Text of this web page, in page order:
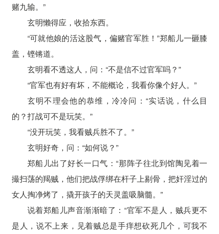
赌九输。”
玄明懒得应，收拾东西。
“可就他娘的活这股气，偏赌官军胜！”郑船儿一砸膝
盖，铿锵道。
玄明看不透这人，问：“不是信不过官军吗？”
“官军也有好有坏，不能概论，我看你像个好人。”
玄明不理会他的恭维，冷冷问：“实话说，什么目
的？打战可不是玩笑。”
“没开玩笑，我看贼兵胜不了。”
玄明好奇，问：“如何说？”
郑船儿出了好长一口气：“那阵子往北到馆陶见着一
撮扫荡的羯贼，他们把战俘绑在杆子上剔骨，把奸淫过的
女人掏净烤了，撬开孩子的天灵盖吸脑髓。”
说着郑船儿声音渐渐暗了：“官军不是人，贼兵更不
是人，说不上来，见着贼总是手痒想砍死几个，可我不